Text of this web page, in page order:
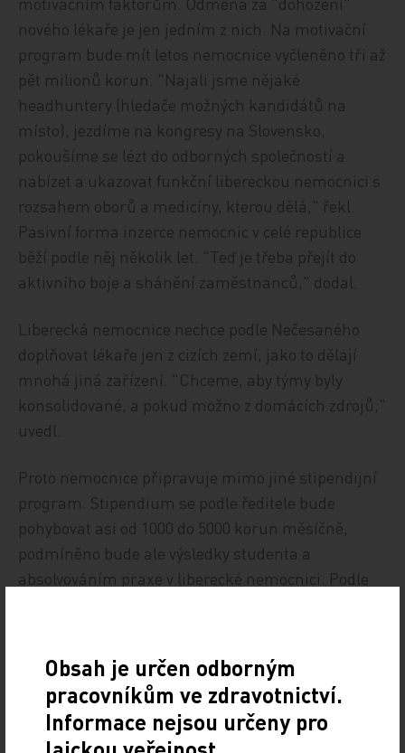
nového lékaře je jen jedním z nich. Na motivační
program bude mít letos nemocnice vyčleněno tři až
pět milionů korun. "Najali jsme nějaké
headhuntery (hledače možných kandidátů na
místo), jezdíme na kongresy na Slovensko,
pokoušíme se lézt do odborných společností a
nabízet a ukazovat funkční libereckou nemocnici s
rozsahem oborů a medicíny, kterou dělá," řekl.
Pasivní forma inzerce nemocnic v celé republice
běží podle něj několik let. "Teď je třeba přejít do
aktivního boje a shánění zaměstnanců," dodal.
Liberecká nemocnice nechce podle Nečesaného
doplňovat lékaře jen z cizích zemí, jako to dělají
mnohá jiná zařízení. "Chceme, aby týmy byly
konsolidované, a pokud možno z domácích zdrojů,"
uvedl.
Proto nemocnice připravuje mimo jiné stipendijní
program. Stipendium se podle ředitele bude
pohybovat asi od 1000 do 5000 korun měsíčně,
podmíněno bude ale výsledky studenta a
absolvováním praxe v liberecké nemocnici. Podle
ČTK
Obsah je určen odborným
pracovníkům ve zdravotnictví.
Informace nejsou určeny pro